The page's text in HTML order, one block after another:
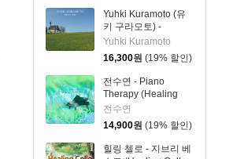
Yuhki Kuramoto (유
키 구라모토) -
PEACEFULLY
Yuhki Kuramoto
16,300원 (19% 할인)
전수연 - Piano
Therapy (Healing
Piano Collection)
전수연
14,900원 (19% 할인)
힐링 첼로 - 지브리 베